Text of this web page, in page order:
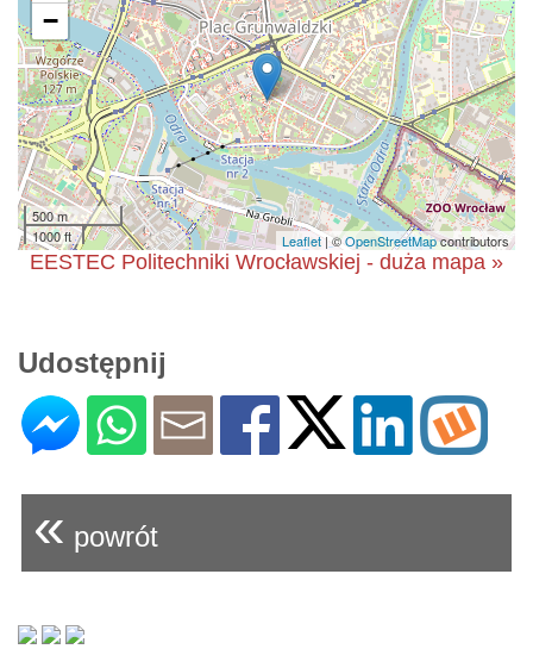
−
500 m
1000 ft
Leaflet| ©OpenStreetMapcontributors
EESTEC Politechniki Wrocławskiej - duża mapa »
Udostępnij
« powrót